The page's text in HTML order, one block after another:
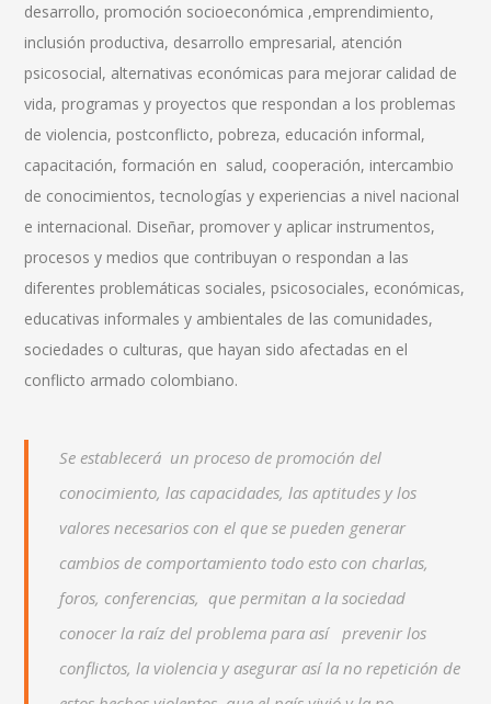
desarrollo, promoción socioeconómica ,emprendimiento,
inclusión productiva, desarrollo empresarial, atención
psicosocial, alternativas económicas para mejorar calidad de
vida, programas y proyectos que respondan a los problemas
de violencia, postconflicto, pobreza, educación informal,
capacitación, formación en salud, cooperación, intercambio
de conocimientos, tecnologías y experiencias a nivel nacional
e internacional. Diseñar, promover y aplicar instrumentos,
procesos y medios que contribuyan o respondan a las
diferentes problemáticas sociales, psicosociales, económicas,
educativas informales y ambientales de las comunidades,
sociedades o culturas, que hayan sido afectadas en el
conflicto armado colombiano.
Se establecerá un proceso de promoción del
conocimiento, las capacidades, las aptitudes y los
valores necesarios con el que se pueden generar
cambios de comportamiento todo esto con charlas,
foros, conferencias, que permitan a la sociedad
conocer la raíz del problema para así prevenir los
conflictos, la violencia y asegurar así la no repetición de